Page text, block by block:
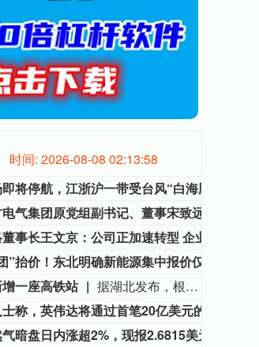
时间: 2026-08-08 02:13:59
一座高铁站
据湖北发布，根据《新建合肥至武汉高速铁路长江新区站站房工程及天河站站区相关工程HWZF-1(HBSJ-202401TL-010023001)资审文件公告》，长江新区站计划开工时间和竣工时间均已明确：计划开工日期2026年9月1日，计划竣工日期2028年6月30日，计划工期668日历天。长江新区站位于武汉中北部，北靠黄陂区，南依长江新城。车站西距武汉天河站22.86km，东距红安站24.726km。